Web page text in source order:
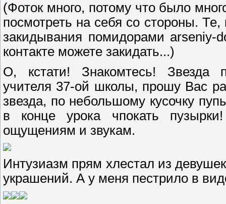
(Фоток много, потому что было
посмотреть на себя со стороны.
закидывания помидорами arseniy-
контакте можете закидать...)
О, кстати! Знакомтесь!
учителя 37-ой школы, прошу Вас
звезда, по небольшому кусочку
в конце урока чпокать
ощущениям и звукам.
Интузиазм прям хлестал из
украшений. А у меня пестрило в